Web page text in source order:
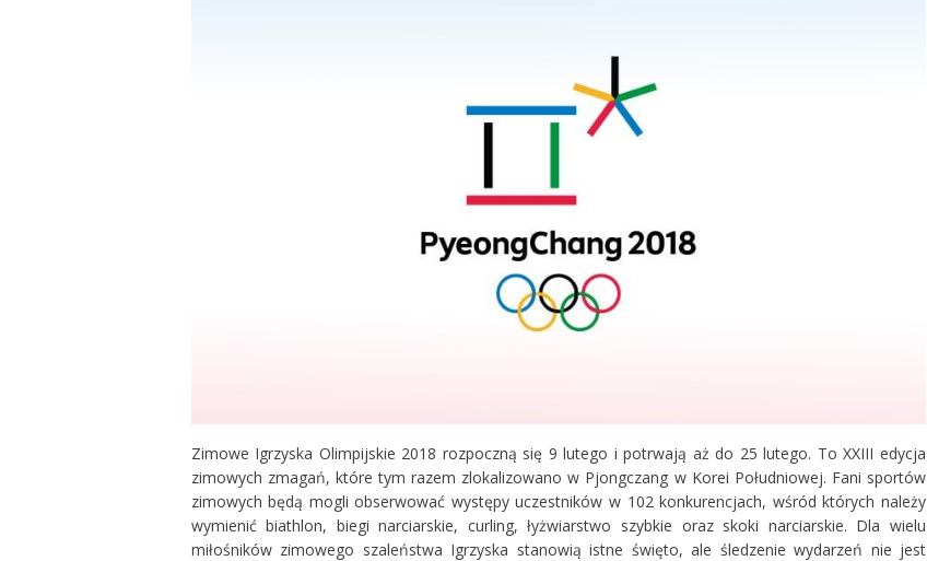
Zimowe Igrzyska Olimpijskie 2018 rozpoczną się 9 lutego i potrwają aż do 25 lutego. To XXIII edycja
zimowych zmagań, które tym razem zlokalizowano w Pjongczang w Korei Południowej. Fani sportów
zimowych będą mogli obserwować występy uczestników w 102 konkurencjach, wśród których należy
wymienić biathlon, biegi narciarskie, curling, łyżwiarstwo szybkie oraz skoki narciarskie. Dla wielu
miłośników zimowego szaleństwa Igrzyska stanowią istne święto, ale śledzenie wydarzeń nie jest